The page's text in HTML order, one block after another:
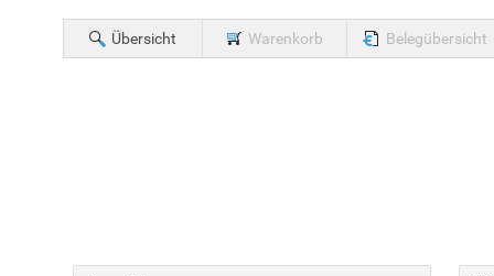
Übersicht Warenkorb Belegübersicht